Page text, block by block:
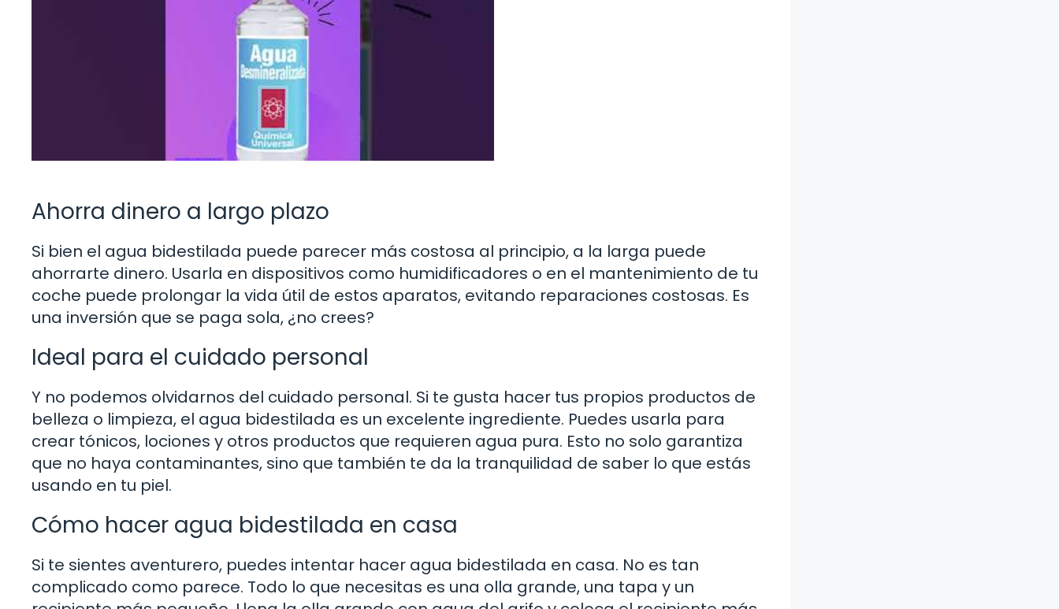
Ahorra dinero a largo plazo
Si bien el agua bidestilada puede parecer más costosa al principio, a la larga puede
ahorrarte dinero. Usarla en dispositivos como humidificadores o en el mantenimiento de tu
coche puede prolongar la vida útil de estos aparatos, evitando reparaciones costosas. Es
una inversión que se paga sola, ¿no crees?
Ideal para el cuidado personal
Y no podemos olvidarnos del cuidado personal. Si te gusta hacer tus propios productos de
belleza o limpieza, el agua bidestilada es un excelente ingrediente. Puedes usarla para
crear tónicos, lociones y otros productos que requieren agua pura. Esto no solo garantiza
que no haya contaminantes, sino que también te da la tranquilidad de saber lo que estás
usando en tu piel.
Cómo hacer agua bidestilada en casa
Si te sientes aventurero, puedes intentar hacer agua bidestilada en casa. No es tan
complicado como parece. Todo lo que necesitas es una olla grande, una tapa y un